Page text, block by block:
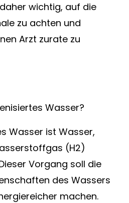
wichtig, auf die
zu achten und
Arzt zurate zu
Wasser?
Wasser ist Wasser,
(H2)
Vorgang soll die
des Wassers
machen.